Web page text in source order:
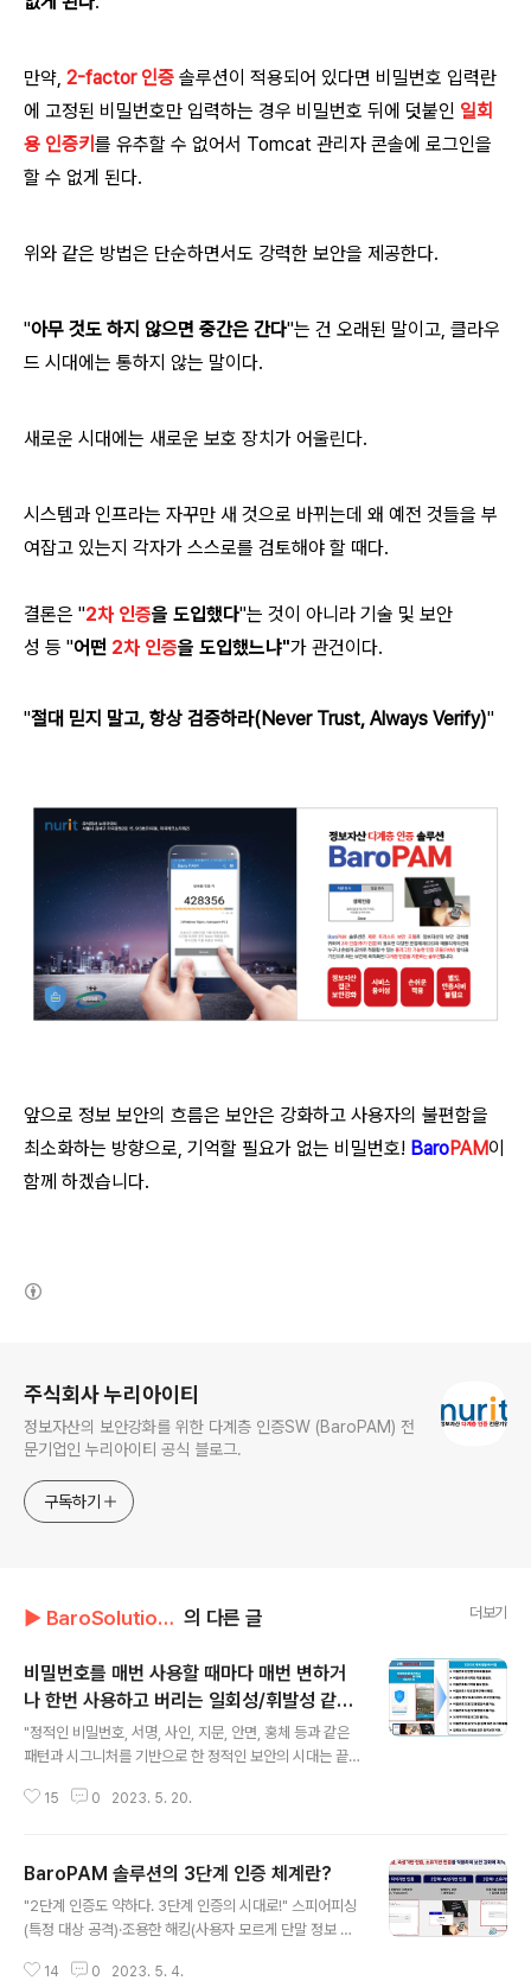
만약, 2-factor 인증 솔루션이 적용되어 있다면 비밀번호 입력란
에 고정된 비밀번호만 입력하는 경우 비밀번호 뒤에 덧붙인 일회
용 인증키 를 유추할 수 없어서 Tomcat 관리자 콘솔에 로그인을
할 수 없게 된다.
위와 같은 방법은 단순하면서도 강력한 보안을 제공한다.
"아무 것도 하지 않으면 중간은 간다"는 건 오래된 말이고, 클라우
드 시대에는 통하지 않는 말이다.
새로운 시대에는 새로운 보호 장치가 어울린다.
시스템과 인프라는 자꾸만 새 것으로 바뀌는데 왜 예전 것들을 부
여잡고 있는지 각자가 스스로를 검토해야 할 때다.
결론은 "2차 인증을 도입했다"는 것이 아니라 기술 및 보안
성 등 "어떤 2차 인증을 도입했느냐"가 관건이다.
"절대 믿지 말고, 항상 검증하라(Never Trust, Always Verify)"
앞으로 정보 보안의 흐름은 보안은 강화하고 사용자의 불편함을
최소화하는 방향으로, 기억할 필요가 없는 비밀번호! BaroPAM이
함께 하겠습니다.
주식회사 누리아이티
정보자산의 보안강화를 위한 다계층 인증SW (BaroPAM) 전
문기업인 누리아이티 공식 블로그.
구독하기
▶ BaroSolution/기술문서 의 다른 글 더보기
비밀번호를 매번 사용할 때마다 매번 변하거
나 한번 사용하고 버리는 일회성/휘발성 같은
동적보안 솔루션으로 대체 했을 때 이점
"정적인 비밀번호, 서명, 사인, 지문, 안면, 홍체 등과 같은
패턴과 시그니처를 기반으로 한 정적인 보안의 시대는 끝
고 버리는 일회성 또는 휘발성 같은 동적인 보안의 시대
연구소(NIST)가 최근 발표한 비밀번호 가이드라인에 따르
면 주기적으로 비밀번호를 변경하는 것이 온라인 해킹 침
해를 결코 막지 못한다고 한다. 주기적인 비밀번호 변경은
용자는 수십 개의 비밀번호를 기억하지 못해서 결국 어디
15 0 2023. 5. 20.
BaroPAM 솔루션의 3단계 인증 체계란?
"2단계 인증도 약하다. 3단계 인증의 시대로!" 스피어피싱
(특정 대상 공격)·조용한 해킹(사용자 모르게 단말 정보 탈
잡해지고 있다. 그러므로, 외부의 해커나 내부의 사용자가
14 0 2023. 5. 4.